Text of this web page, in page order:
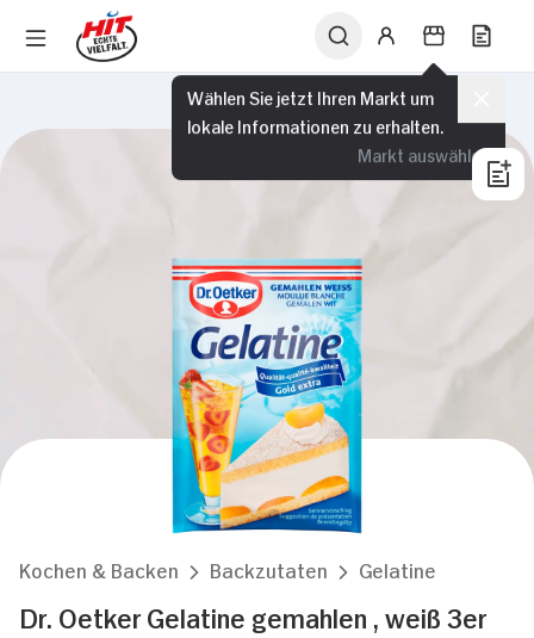
Wählen Sie jetzt Ihren Markt um
lokale Informationen zu erhalten.
Markt auswählen
Kochen & Backen Backzutaten Gelatine
Dr. Oetker Gelatine gemahlen , weiß 3er